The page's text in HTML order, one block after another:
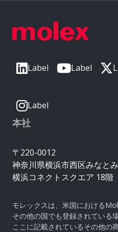
Label Label
Label
本社
〒220-0012
神奈川県横浜市西区みなと
横浜コネクトスクエア 18階
モレックスは、米国における
その他の国でも登録されている
ここに記載されているその他の